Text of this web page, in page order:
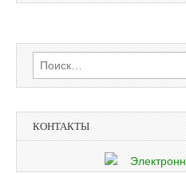
Найти:
КОНТАКТЫ